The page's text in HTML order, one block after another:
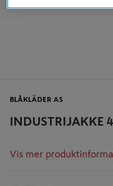
INDUSTRIJAKKE
BLÅKLÄDER AS
Vis mer